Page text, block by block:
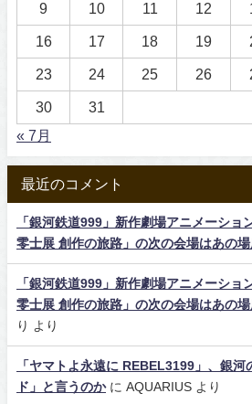
9 10 11 12
16 17 18 19
23 24 25 26
30
31
« 7月
最近のコメント
「銀河鉄道999」新作劇場アニメーショ
零士展 創作の旅路」の次の会場はあの
「銀河鉄道999」新作劇場アニメーショ
零士展 創作の旅路」の次の会場はあの
り
より
「ヤマトよ永遠に REBEL3199」、銀
ド」と言うのかに AQUARIUS より